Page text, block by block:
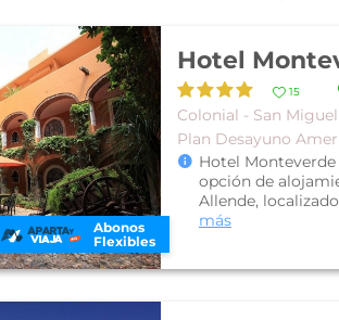
Abonos
Flexibles
Hotel
15
Colonial - San
Plan Desayuno
Hotel Monteverde
opción de
Allende,
más